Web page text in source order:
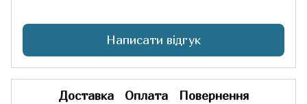
Написати відгук
Доставка Оплата Повернення